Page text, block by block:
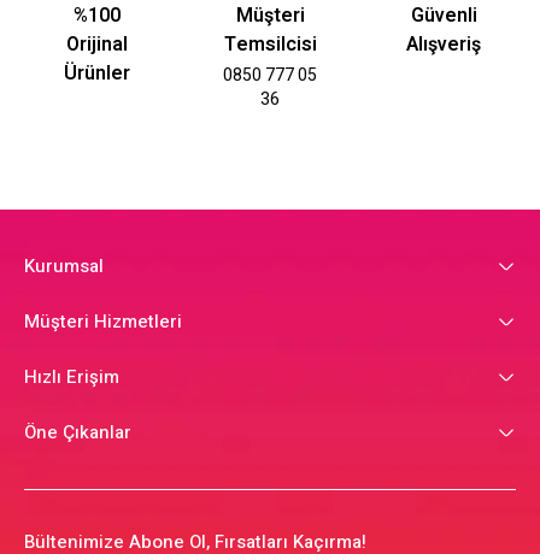
%100
Orijinal
Ürünler
Müşteri
Temsilcisi
0850 777 05
36
Güvenli
Alışveriş
Kurumsal
Müşteri Hizmetleri
Hızlı Erişim
Öne Çıkanlar
Bültenimize Abone Ol, Fırsatları Kaçırma!